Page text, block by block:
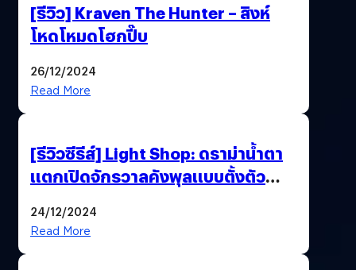
[รีวิว] Kraven The Hunter – สิงห์
โหดโหมดโฮกปี๊บ
26/12/2024
Read More
[รีวิวซีรีส์] Light Shop: ดราม่าน้ำตา
แตกเปิดจักรวาลคังพุลแบบตั้งตัว
24/12/2024
Read More